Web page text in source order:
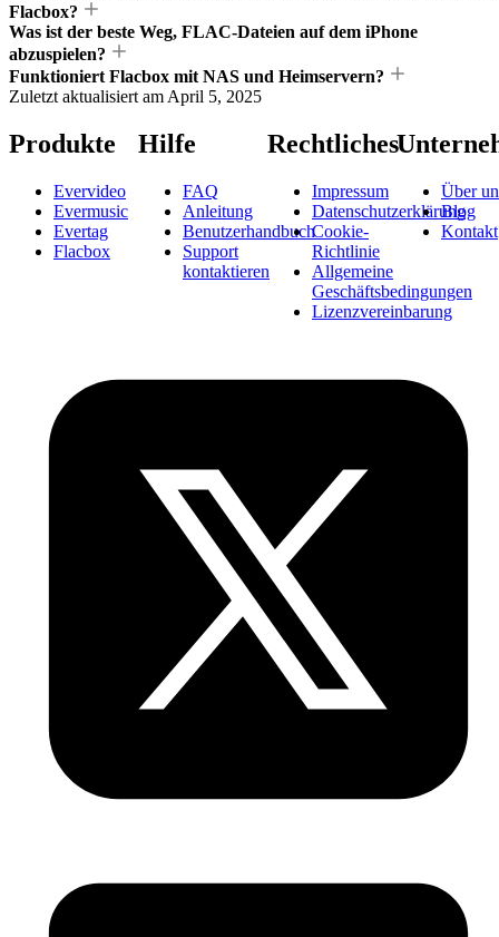
Flacbox?
Was ist der beste Weg, FLAC-Dateien auf dem iPhone
abzuspielen?
Funktioniert Flacbox mit NAS und Heimservern?
Zuletzt aktualisiert am April 5, 2025
Produkte
Evervideo
Evermusic
Evertag
Flacbox
Hilfe
FAQ
Anleitung
Benutzerhandbuch
Support
kontaktieren
Rechtliches
Impressum
Datenschutzerklärung
Cookie-
Richtlinie
Allgemeine
Geschäftsbedingungen
Lizenzvereinbarung
Über
Blog
Kontakt